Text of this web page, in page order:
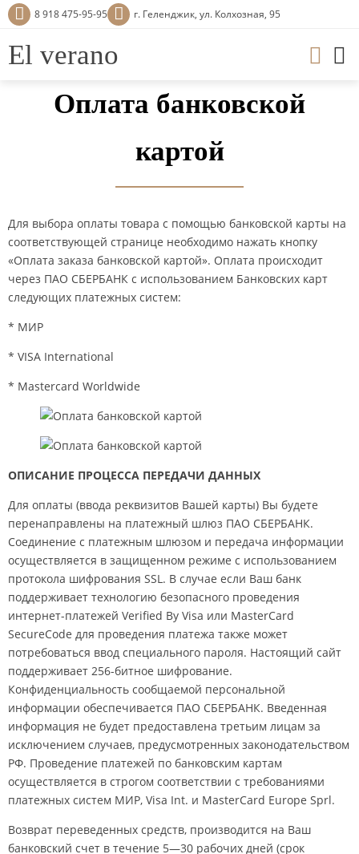
8 918 475-95-95 г. Геленджик, ул. Колхозная, 95
El verano
Оплата банковской
картой
Для выбора оплаты товара с помощью банковской карты на
соответствующей странице необходимо нажать кнопку
«Оплата заказа банковской картой». Оплата происходит
через ПАО СБЕРБАНК с использованием Банковских карт
следующих платежных систем:
* МИР
* VISA International
* Mastercard Worldwide
ОПИСАНИЕ ПРОЦЕССА ПЕРЕДАЧИ ДАННЫХ
Для оплаты (ввода реквизитов Вашей карты) Вы будете
перенаправлены на платежный шлюз ПАО СБЕРБАНК.
Соединение с платежным шлюзом и передача информации
осуществляется в защищенном режиме с использованием
протокола шифрования SSL. В случае если Ваш банк
поддерживает технологию безопасного проведения
интернет-платежей Verified By Visa или MasterCard
SecureCode для проведения платежа также может
потребоваться ввод специального пароля. Настоящий сайт
поддерживает 256-битное шифрование.
Конфиденциальность сообщаемой персональной
информации обеспечивается ПАО СБЕРБАНК. Введенная
информация не будет предоставлена третьим лицам за
исключением случаев, предусмотренных законодательством
РФ. Проведение платежей по банковским картам
осуществляется в строгом соответствии с требованиями
платежных систем МИР, Visa Int. и MasterCard Europe Sprl.
Возврат переведенных средств, производится на Ваш
банковский счет в течение 5—30 рабочих дней (срок